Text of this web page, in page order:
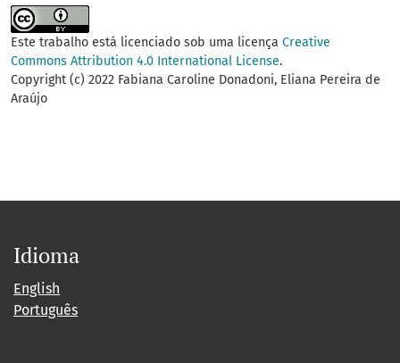
Este trabalho está licenciado sob uma licença Creative
Commons Attribution 4.0 International License.
Copyright (c) 2022 Fabiana Caroline Donadoni, Eliana Pereira de
Araújo
Idioma
English
Português